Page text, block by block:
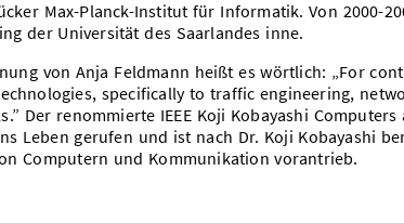
Max-Planck-Institut für Informatik. Von 2000-
der Universität des Saarlandes inne.
von Anja Feldmann heißt es wörtlich: „For
specifically to traffic engineering,
Der renommierte IEEE Koji Kobayashi Computers
Leben gerufen und ist nach Dr. Koji Kobayashi
Computern und Kommunikation vorantrieb.